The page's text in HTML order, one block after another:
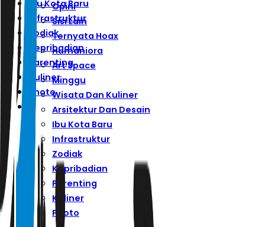
Ibu Kota Baru
Infrastruktur
Zodiak
Kepribadian
Parenting
Kuliner
Photo
Opini
Sisi Lain
Ternyata Hoax
Humaniora
Art Space
Minggu
Wisata Dan Kuliner
Arsitektur Dan Desain
Ibu Kota Baru
Infrastruktur
Zodiak
Kepribadian
Parenting
Kuliner
Photo